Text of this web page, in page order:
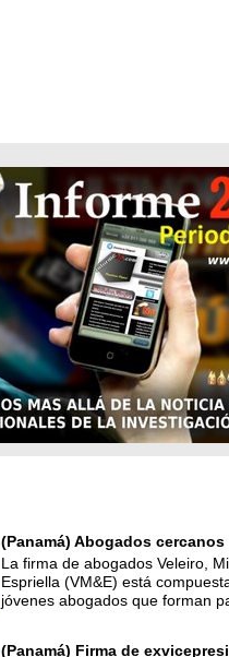
(Panamá) Abogados
La firma de abogados Veleiro,
Espriella (VM&E) está
jóvenes abogados que forman
(Panamá) Firma de